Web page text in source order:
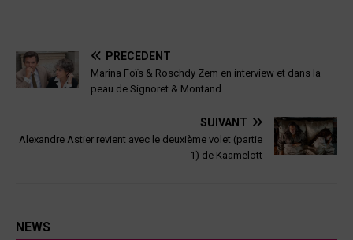
PRÉCÉDENT
Marina Foïs & Roschdy Zem en interview et dans la
peau de Signoret & Montand
SUIVANT
Alexandre Astier revient avec le deuxième volet (partie
1) de Kaamelott
NEWS